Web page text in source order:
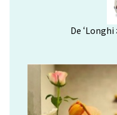
De ‘Longhi